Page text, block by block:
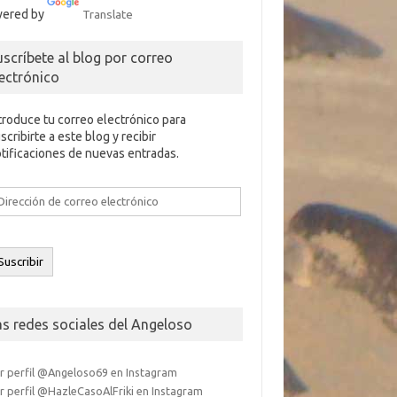
by Translate
al blog por correo
tu correo electrónico para
a este blog y recibir
de nuevas entradas.
redes sociales del Angeloso
perfil @Angeloso69 en Instagram
perfil @HazleCasoAlFriki en Instagram